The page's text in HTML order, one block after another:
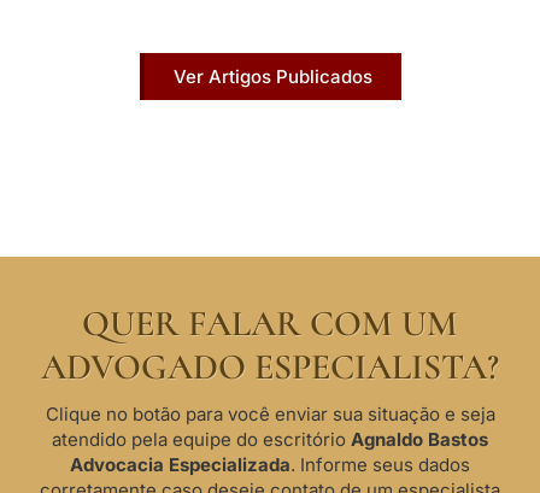
Ver Artigos Publicados
QUER FALAR COM UM
ADVOGADO ESPECIALISTA?
Clique no botão para você enviar sua situação e seja
atendido pela equipe do escritório Agnaldo Bastos
Advocacia Especializada. Informe seus dados